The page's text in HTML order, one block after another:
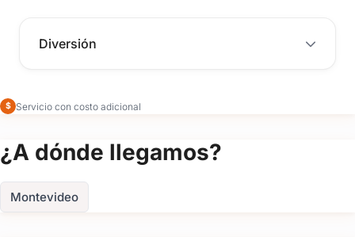
Diversión
$ Servicio con costo adicional
¿A dónde llegamos?
Montevideo